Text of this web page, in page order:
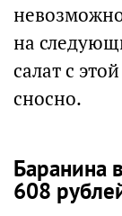
на
салат с
сносно.
Баранина
608